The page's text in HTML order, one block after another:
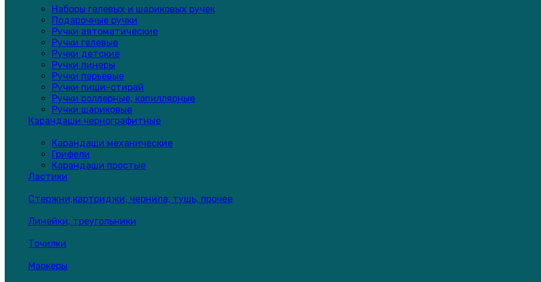
Наборы гелевых и шариковых ручек
Подарочные ручки
Ручки автоматические
Ручки гелевые
Ручки детские
Ручки линеры
Ручки перьевые
Ручки пиши-стирай
Ручки роллерные, капиллярные
Ручки шариковые
Карандаши чернографитные
Карандаши механические
Грифели
Карандаши простые
Ластики
Стержни,картриджи, чернила, тушь, прочее
Линейки, треугольники
Точилки
Маркеры